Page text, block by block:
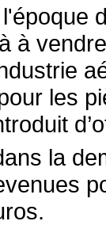
à
les
la